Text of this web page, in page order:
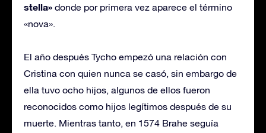
stella» donde por primera vez aparece el término
«nova».
El año después Tycho empezó una relación con
Cristina con quien nunca se casó, sin embargo de
ella tuvo ocho hijos, algunos de ellos fueron
reconocidos como hijos legítimos después de su
muerte. Mientras tanto, en 1574 Brahe seguía